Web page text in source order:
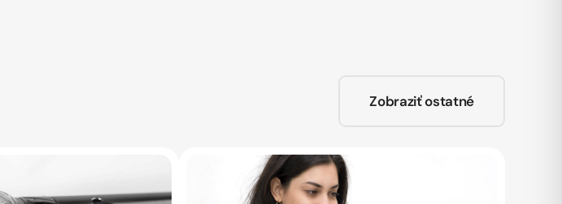
Zobraziť ostatné